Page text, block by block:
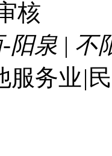
阳泉 | 不
服务业|